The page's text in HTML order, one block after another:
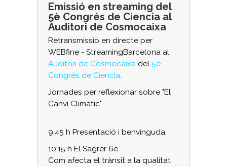
Emissió en streaming del
5è Congrés de Ciencia al
Auditori de Cosmocaixa
Retransmissió en directe per
WEBfine - StreamingBarcelona al
Auditori de Cosmocaixa del 5é
Congrés de Ciencia.
Jornades per reflexionar sobre "El
Canvi Climatic".
9,45 h Presentació i benvinguda.
10:15 h El Sagrer 6è
Com afecta el trànsit a la qualitat